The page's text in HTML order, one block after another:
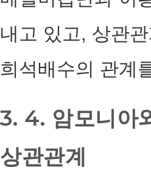
내고 있고, 상관
희석배수의 관계
3. 4. 암모니아
상관관계